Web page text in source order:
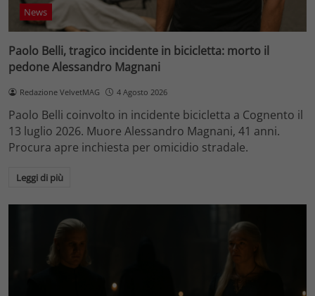
News
Paolo Belli, tragico incidente in bicicletta: morto il
pedone Alessandro Magnani
Redazione VelvetMAG 4 Agosto 2026
Paolo Belli coinvolto in incidente bicicletta a Cognento il
13 luglio 2026. Muore Alessandro Magnani, 41 anni.
Procura apre inchiesta per omicidio stradale.
Leggi di più